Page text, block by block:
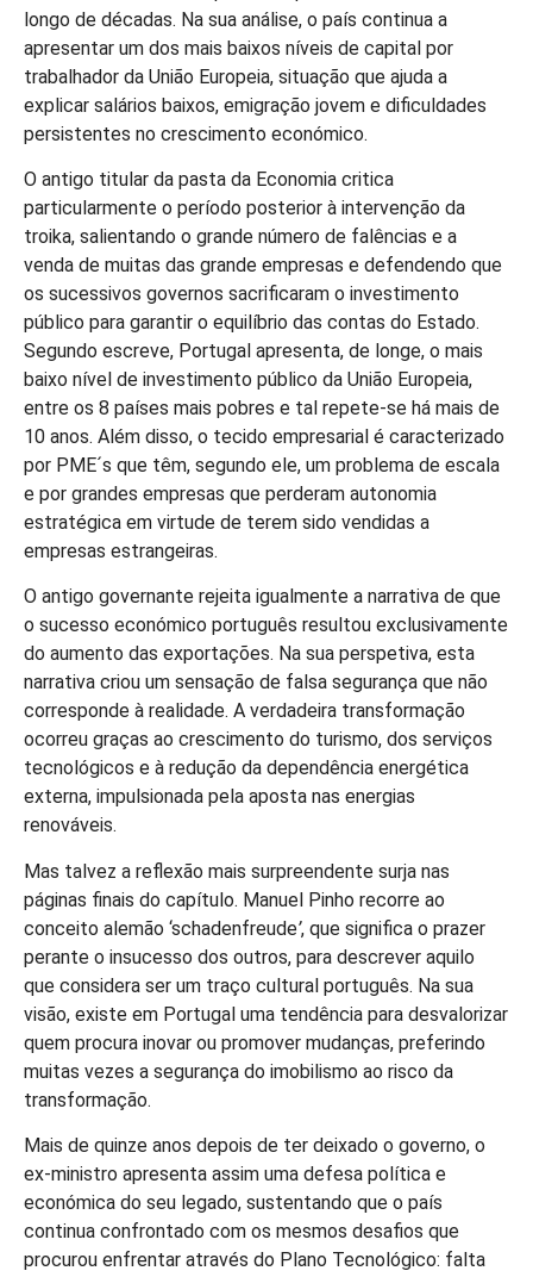
longo de décadas. Na sua análise, o país continua a
apresentar um dos mais baixos níveis de capital por
trabalhador da União Europeia, situação que ajuda a
explicar salários baixos, emigração jovem e dificuldades
persistentes no crescimento económico.
O antigo titular da pasta da Economia critica
particularmente o período posterior à intervenção da
troika, salientando o grande número de falências e a
venda de muitas das grande empresas e defendendo que
os sucessivos governos sacrificaram o investimento
público para garantir o equilíbrio das contas do Estado.
Segundo escreve, Portugal apresenta, de longe, o mais
baixo nível de investimento público da União Europeia,
entre os 8 países mais pobres e tal repete-se há mais de
10 anos. Além disso, o tecido empresarial é caracterizado
por PME´s que têm, segundo ele, um problema de escala
e por grandes empresas que perderam autonomia
estratégica em virtude de terem sido vendidas a
empresas estrangeiras.
O antigo governante rejeita igualmente a narrativa de que
o sucesso económico português resultou exclusivamente
do aumento das exportações. Na sua perspetiva, esta
narrativa criou um sensação de falsa segurança que não
corresponde à realidade. A verdadeira transformação
ocorreu graças ao crescimento do turismo, dos serviços
tecnológicos e à redução da dependência energética
externa, impulsionada pela aposta nas energias
renováveis.
Mas talvez a reflexão mais surpreendente surja nas
páginas finais do capítulo. Manuel Pinho recorre ao
conceito alemão ‘schadenfreude’, que significa o prazer
perante o insucesso dos outros, para descrever aquilo
que considera ser um traço cultural português. Na sua
visão, existe em Portugal uma tendência para desvalorizar
quem procura inovar ou promover mudanças, preferindo
muitas vezes a segurança do imobilismo ao risco da
transformação.
Mais de quinze anos depois de ter deixado o governo, o
ex-ministro apresenta assim uma defesa política e
económica do seu legado, sustentando que o país
continua confrontado com os mesmos desafios que
procurou enfrentar através do Plano Tecnológico: falta